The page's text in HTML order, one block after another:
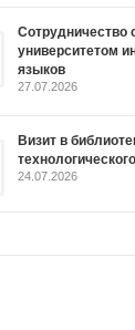
Сотрудничество
университетом
языков
27.07.2026
Визит в
24.07.2026